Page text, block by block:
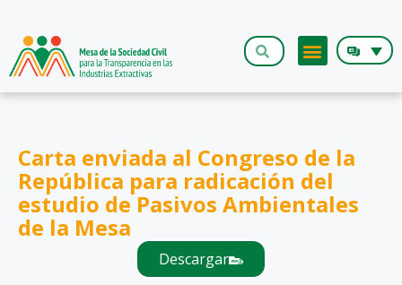
Carta enviada al Congreso de la
República para radicación del
estudio de Pasivos Ambientales
de la Mesa
Descargar